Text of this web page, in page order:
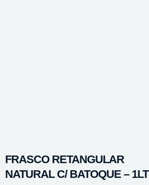
FRASCO RETANGULAR
NATURAL C/ BATOQUE – 1LT